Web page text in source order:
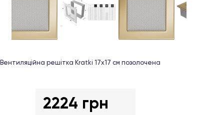
Вентиляційна решітка Kratki 17х17 см позолочена
2224 грн